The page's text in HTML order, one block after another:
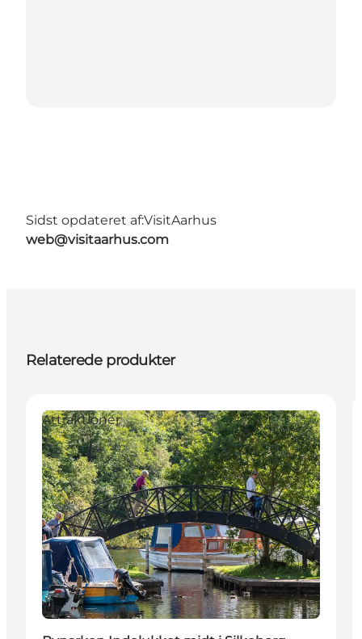
Sidst opdateret af:VisitAarhus
web@visitaarhus.com
Relaterede produkter
Attraktioner